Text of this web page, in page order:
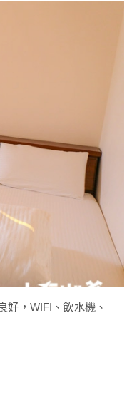
好，WIFI、飲水機、